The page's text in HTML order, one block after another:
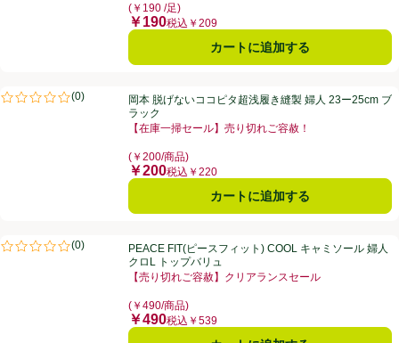
(￥190 /足)
価格
￥190税込￥209
カートに追加する
岡本 脱げないココピタ超浅履き縫製 婦人 23ー25cm ブラック
(0)
評価は0件のレビューで5点中0.0点。岡本 脱げないココピタ超浅履き縫製 婦人 23ー25cm ブ
ラック
【在庫一掃セール】売り切れご容赦！
(￥200/商品)
価格
￥200税込￥220
カートに追加する
PEACE FIT(ピースフィット) COOL キャミソール 婦人 クロL トップバ
(0)
評価は0件のレビューで5点中0.0点。PEACE FIT(ピースフィット) COOL キャミソール 婦人
クロL トップバリュ
【売り切れご容赦】クリアランスセール
(￥490/商品)
価格
￥490税込￥539